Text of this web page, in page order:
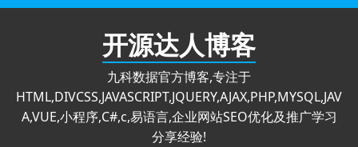
跳
开源达人博客
九科数据官方博客,专注于
HTML,DIVCSS,JAVASCRIPT,JQUERY,AJAX,PHP,MYSQL,JAV
A,VUE,小程序,C#,c,易语言,企业网站SEO优化及推广学习
分享经验!